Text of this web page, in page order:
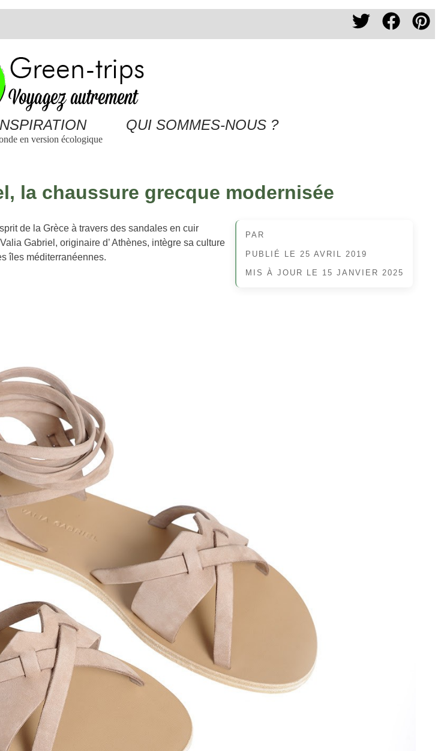
en version écologique
la chaussure grecque modernisée
PAR
PUBLIÉ LE 25 AVRIL 2019
MIS À JOUR LE 15 JANVIER 2025
de la Grèce à travers des sandales en cuir
Gabriel, originaire d’ Athènes, intègre sa culture
îles méditerranéennes.
QUI SOMMES-NOUS ?